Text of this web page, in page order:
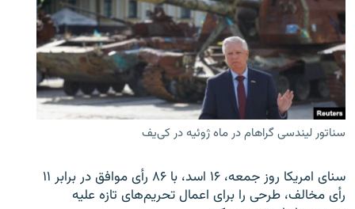
سناتور لیندسی گراهام در ماه ژوئیه در کی‌یف
سنای امریکا روز جمعه، ۱۶ اسد، با ۸۶ رأی موافق در برابر ۱۱
رأی مخالف، طرحی را برای اعمال تحریم‌های تازه علیه